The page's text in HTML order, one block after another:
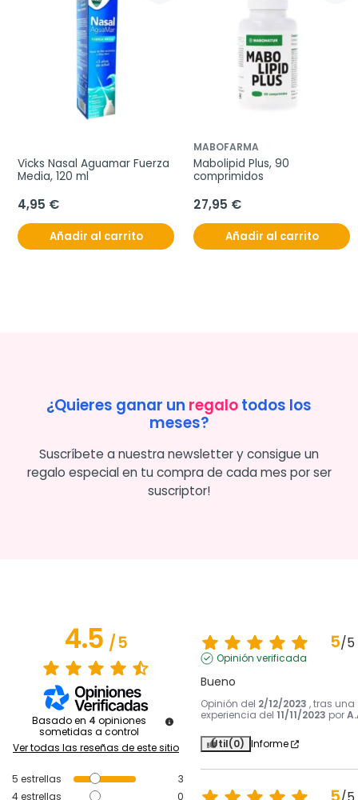
Vicks Nasal Aguamar Fuerza
Media, 120 ml
4,95 €
Añadir al carrito
MABOFARMA
Mabolipid Plus, 90
comprimidos
27,95 €
Añadir al carrito
¿Quieres ganar un regalotodos los
meses?
Suscríbete a nuestra newsletter y consigue un
regalo especial en tu compra de cada mes por ser
suscriptor!
4.5/5
Basado en 4 opiniones
sometidas a control
Ver todas las reseñas de este sitio
5 estrellas
3
4estrellas
0
5/5
Opinión verificada
Bueno
Opinión del 2/12/2023 , tras una
experiencia del 11/11/2023 por
Útil(0) Informe